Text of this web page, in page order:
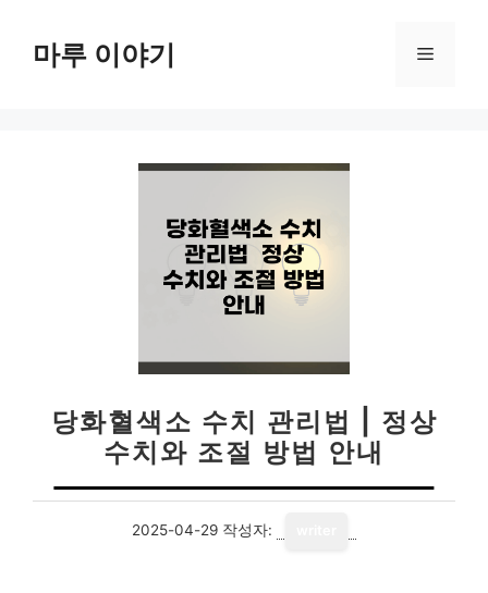
마루 이야기 메
당화혈색소 수치 관리법 | 정상
수치와 조절 방법 안내
2025-04-29 작성자: